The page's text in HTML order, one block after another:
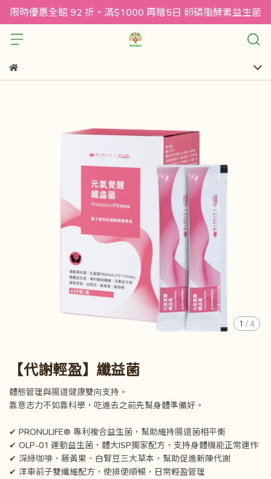
限時優惠全館 92 折。滿$1000 再贈5日 卵磷脂酵素益生菌
1 /4
【代謝輕盈】纖益菌
體態管理與腸道健康雙向支持。
靠意志力不如靠科學，吃進去之前先幫身體準備好。
✔ PRONULIFE® 專利複合益生菌，幫助維持腸道菌相平衡
✔ OLP-01 運動益生菌，體大ISP獨家配方，支持身體機能正常運作
✔ 深綠咖啡、藤黃果、白腎豆三大草本，幫助促進新陳代謝
✔ 洋車前子雙纖維配方，使排便順暢，日常輕盈管理